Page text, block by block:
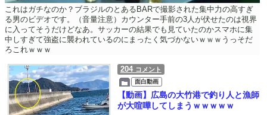
これはガチなのか？ブラジルのとあるBARで撮影された集中力の高すぎ
る男のビデオです。（音量注意）カウンター手前の3人が伏せたのは視界
に入ってそうだけどなあ。サッカーの結果でも見ていたのかスマホに集
中しすぎて強盗に襲われているのにまったく気づかないｗｗｗうっそだ
ろこれｗｗｗ
204 コメント
面白動画
【動画】広島の大竹港で釣り人と漁師
が大喧嘩してしまうｗｗｗｗｗ